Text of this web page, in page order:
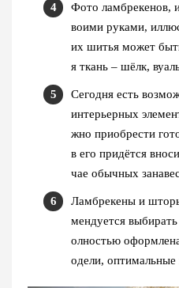
Фото ламбрекенов,
воими руками,
их шитья может
я ткань – шёлк,
Сегодня есть
интерьерных
жно приобрести
в его придётся
чае обычных
Ламбрекены и
мендуется
олностью
одели,